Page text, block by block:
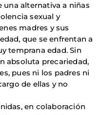
una alternativa a niñas
sexual y
madres y sus
que se enfrentan a
temprana edad. Sin
absoluta precariedad,
pues ni los padres ni
de ellas y no
en colaboración